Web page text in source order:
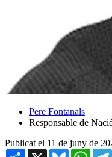
Pere Fontanals
Responsable de
Publicat el 11 de juny de
Share X Bluesky